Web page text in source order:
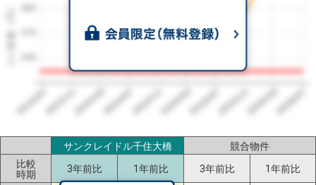
1㎡単価（円）
2023/072023/112024/032024/072024/112025/032025/072025/112026/032026/07
サンクレイドル千住大橋
競合物件
比較
時期
3年前比 1年前比 3年前比 1年前比